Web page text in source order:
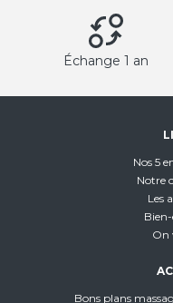
Échange 1 an
Nos 5
Notre
Les
On
Bons plans